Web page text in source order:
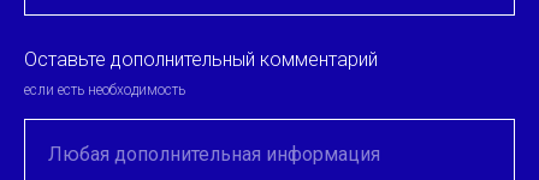
Оставьте дополнительный комментарий
если есть необходимость
Любая дополнительная информация